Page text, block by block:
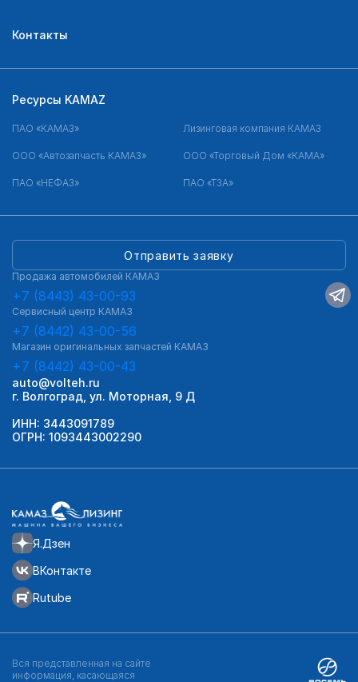
Контакты
Я.Дзен
ВКонтакте
Rutube
Отправить заявку
Продажа автомобилей КАМАЗ
+7 (8443) 43-00-93
Сервисный центр КАМАЗ
+7 (8442) 43-00-56
Магазин оригинальных запчастей КАМАЗ
+7 (8442) 43-00-43
auto@volteh.ru
г. Волгоград, ул. Моторная, 9 Д
ИНН: 3443091789
ОГРН: 1093443002290
Ресурсы KAMAZ
ПАО «КАМАЗ» Лизинговая компания КАМАЗ
ООО «Автозапчасть КАМАЗ» ООО «Торговый Дом «КАМА»
ПАО «НЕФАЗ» ПАО «ТЗА»
Вся представленная на сайте
информация, касающаяся